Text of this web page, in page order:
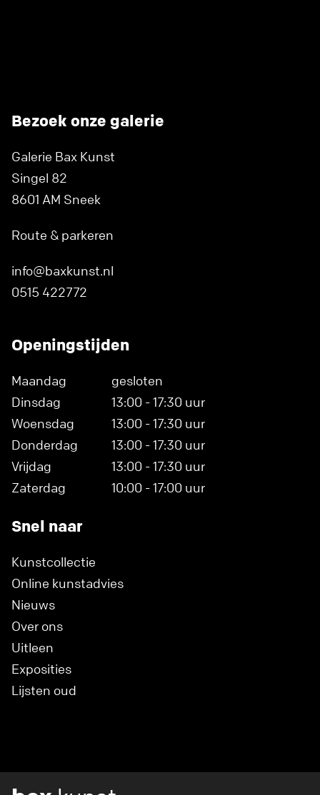
Bezoek onze galerie
Galerie Bax Kunst
Singel 82
8601 AM Sneek
Route & parkeren
info@baxkunst.nl
0515 422772
Openingstijden
Maandag
gesloten
Dinsdag
13:00 - 17:30 uur
Woensdag
13:00 - 17:30 uur
Donderdag
13:00 - 17:30 uur
Vrijdag
13:00 - 17:30 uur
Zaterdag
10:00 - 17:00 uur
Snel naar
Kunstcollectie
Online kunstadvies
Nieuws
Over ons
Uitleen
Exposities
Lijsten oud